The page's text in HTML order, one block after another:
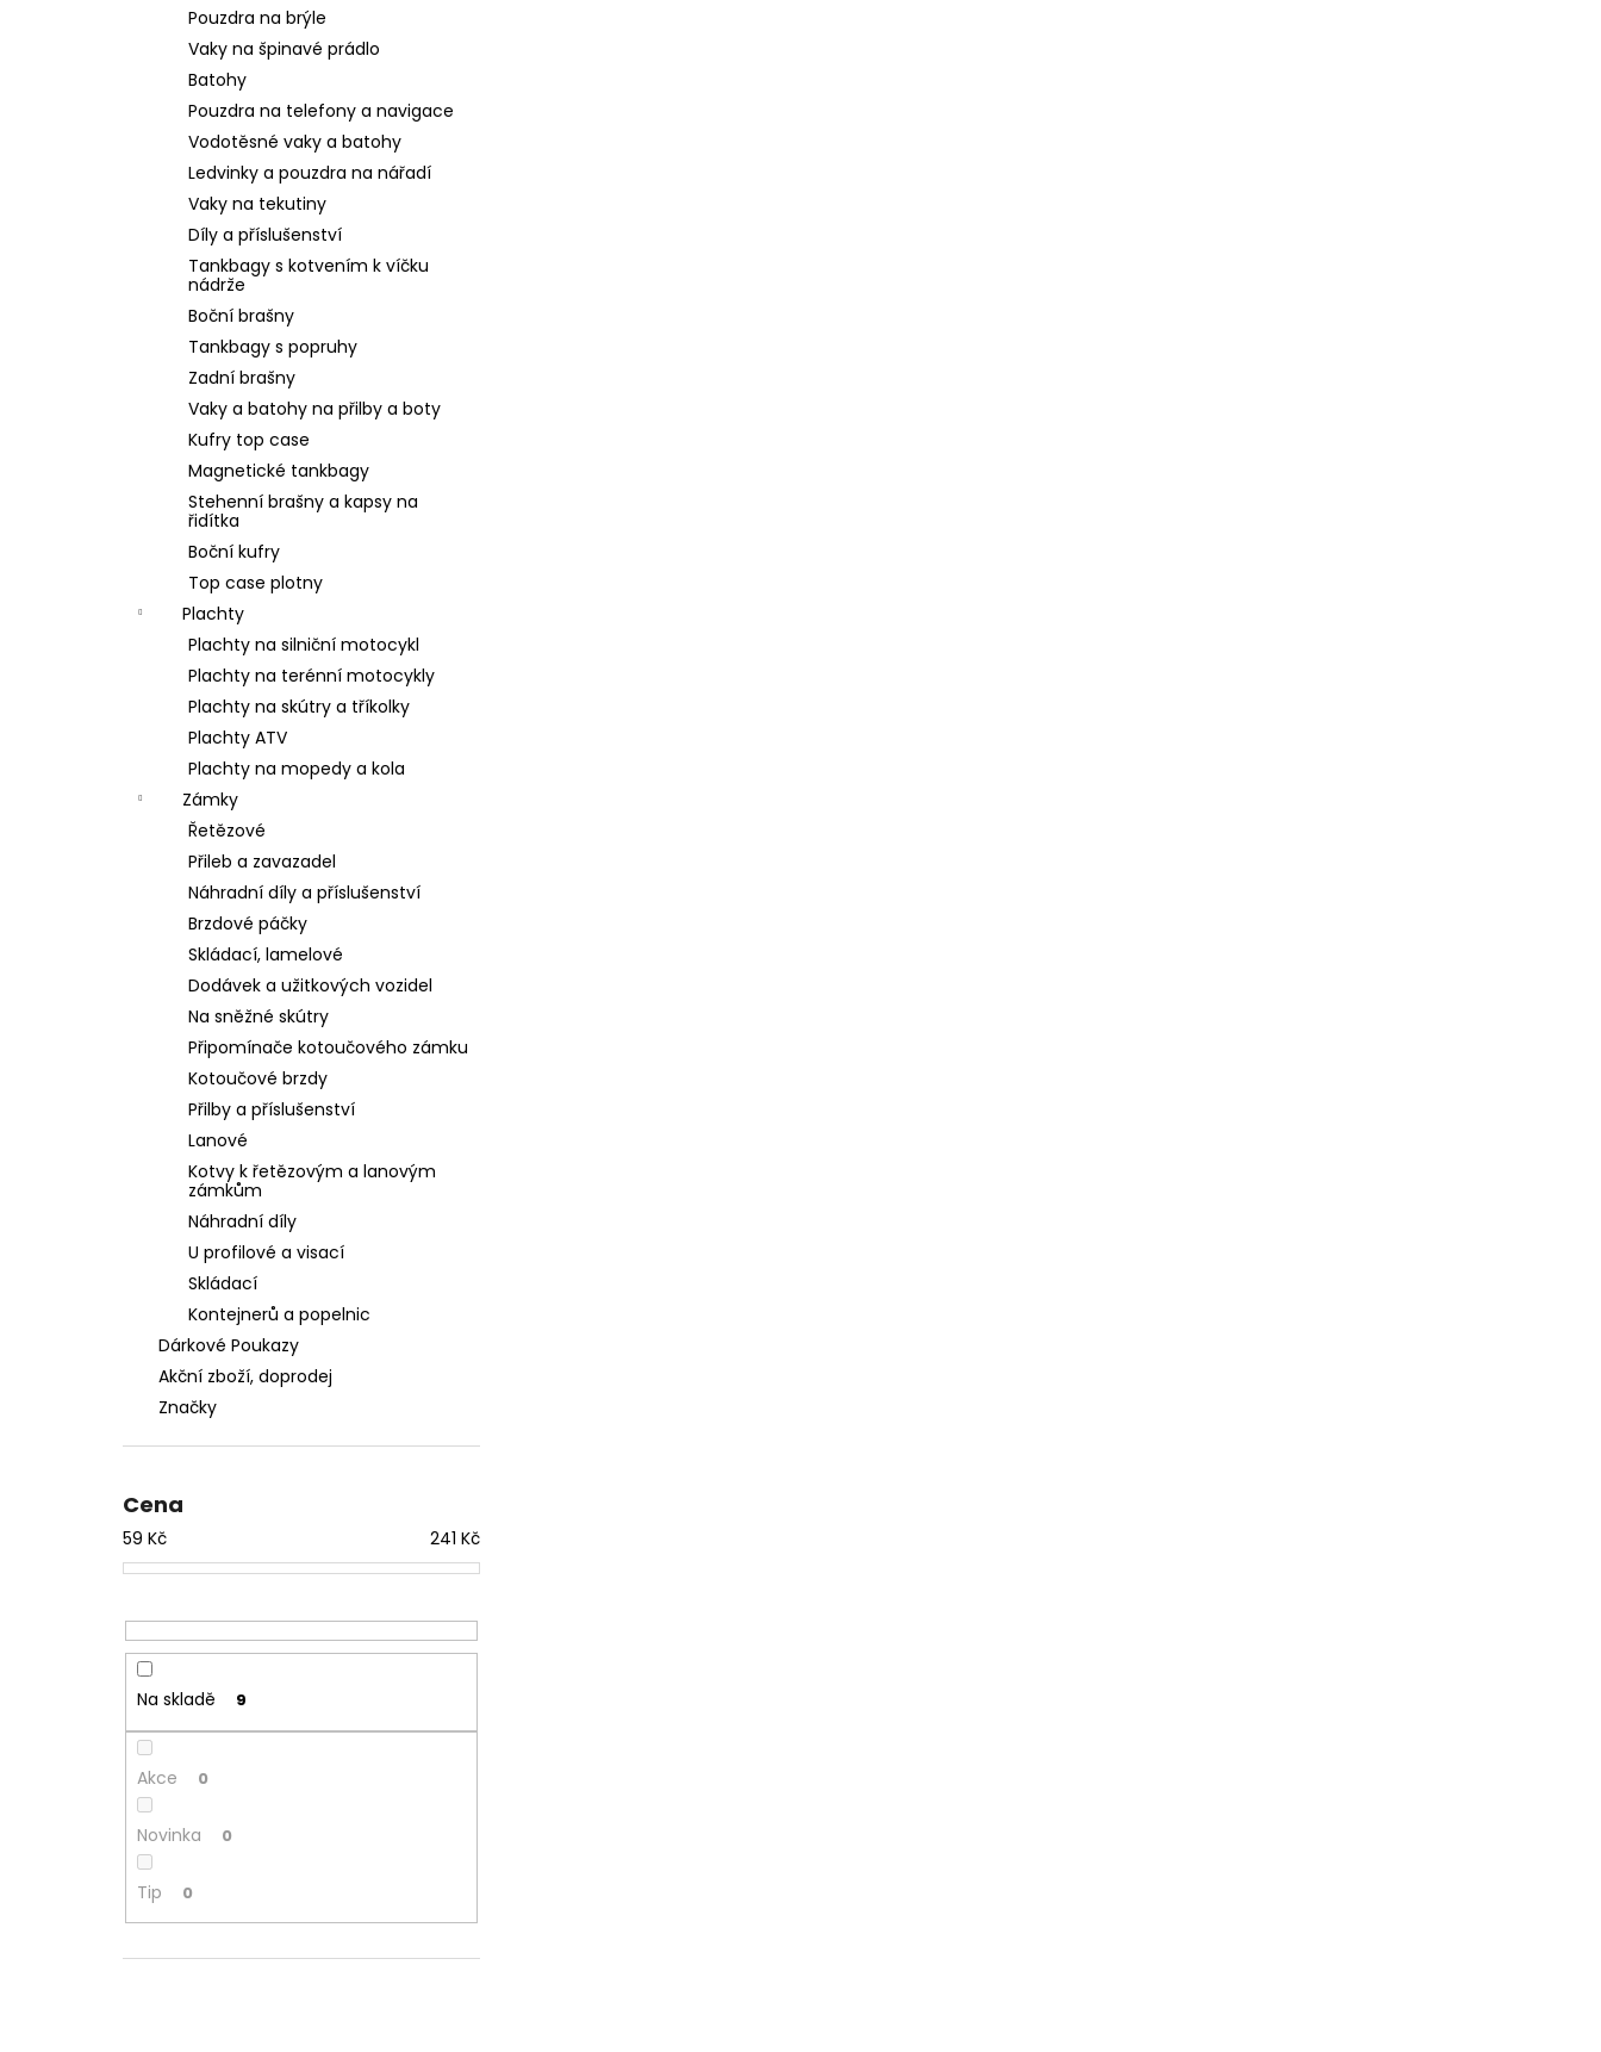
Pouzdra na brýle
Vaky na špinavé prádlo
Batohy
Pouzdra na telefony a navigace
Vodotěsné vaky a batohy
Ledvinky a pouzdra na nářadí
Vaky na tekutiny
Díly a příslušenství
Tankbagy s kotvením k víčku
nádrže
Boční brašny
Tankbagy s popruhy
Zadní brašny
Vaky a batohy na přilby a boty
Kufry top case
Magnetické tankbagy
Stehenní brašny a kapsy na
řidítka
Boční kufry
Top case plotny
Plachty
Plachty na silniční motocykl
Plachty na terénní motocykly
Plachty na skútry a tříkolky
Plachty ATV
Plachty na mopedy a kola
Zámky
Řetězové
Přileb a zavazadel
Náhradní díly a příslušenství
Brzdové páčky
Skládací, lamelové
Dodávek a užitkových vozidel
Na sněžné skútry
Připomínače kotoučového zámku
Kotoučové brzdy
Přilby a příslušenství
Lanové
Kotvy k řetězovým a lanovým
zámkům
Náhradní díly
U profilové a visací
Skládací
Kontejnerů a popelnic
Dárkové Poukazy
Akční zboží, doprodej
Značky
Cena
59 Kč 241 Kč
Na skladě 9
Akce 0
Novinka 0
Tip 0